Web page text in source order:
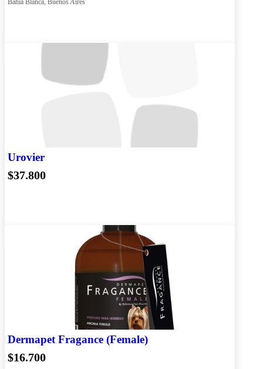
Bahía Blanca, Buenos Aires
Urovier
$37.800
Dermapet Fragance (Female)
$16.700